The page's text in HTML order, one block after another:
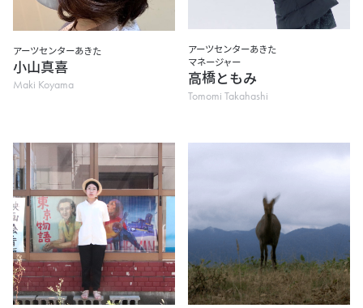
小山真喜
Maki Koyama
アーツセンターあきた
高橋ともみ
Tomomi Takahashi
アーツセンターあきた
マネージャー